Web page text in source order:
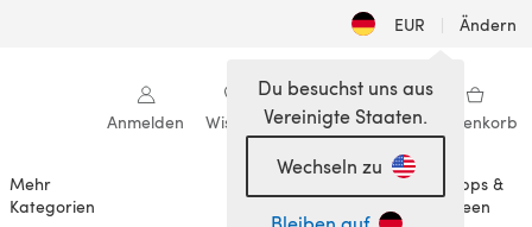
EUR | Ändern
Anmelden Wishlist Meine Bibliothek Warenkorb
Mehr
Kategorien
Anlässe
Tipps &
Ideen
Du besuchst uns aus
Vereinigte Staaten.
Wechseln zu